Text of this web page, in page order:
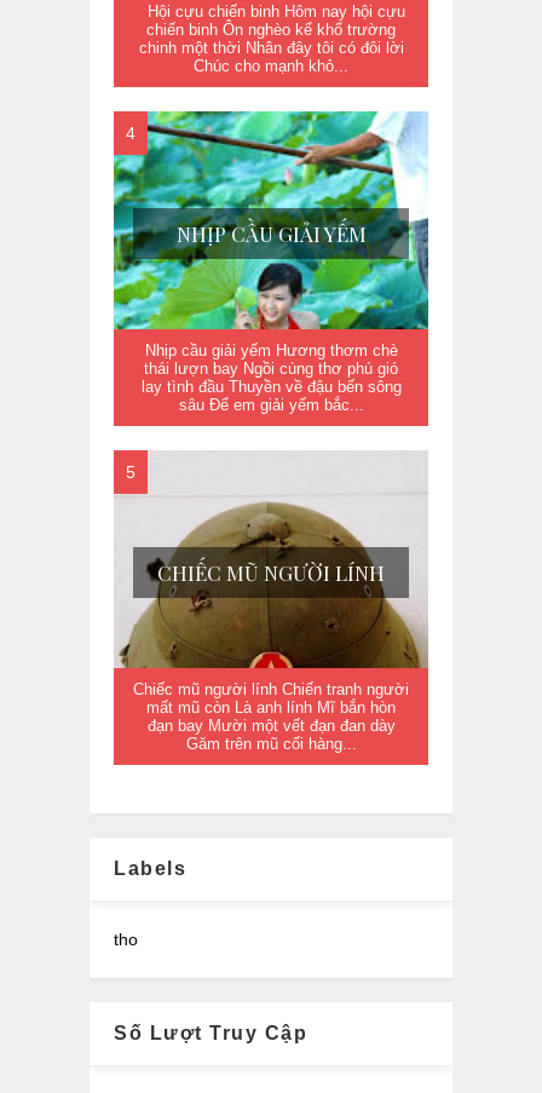
Hội cựu chiến binh Hôm nay hội cựu
chiến binh Ôn nghèo kể khổ trường
chinh một thời Nhân đây tôi có đôi lời
Chúc cho mạnh khỏ...
NHỊP CẦU GIẢI YẾM
Nhịp cầu giải yếm Hương thơm chè
thái lượn bay Ngồi cùng thơ phú gió
lay tình đầu Thuyền về đậu bến sông
sâu Để em giải yếm bắc...
CHIẾC MŨ NGƯỜI LÍNH
Chiếc mũ người lính Chiến tranh người
mất mũ còn Là anh lính Mĩ bắn hòn
đạn bay Mười một vết đạn đan dày
Găm trên mũ cối hàng...
Labels
tho
Số Lượt Truy Cập